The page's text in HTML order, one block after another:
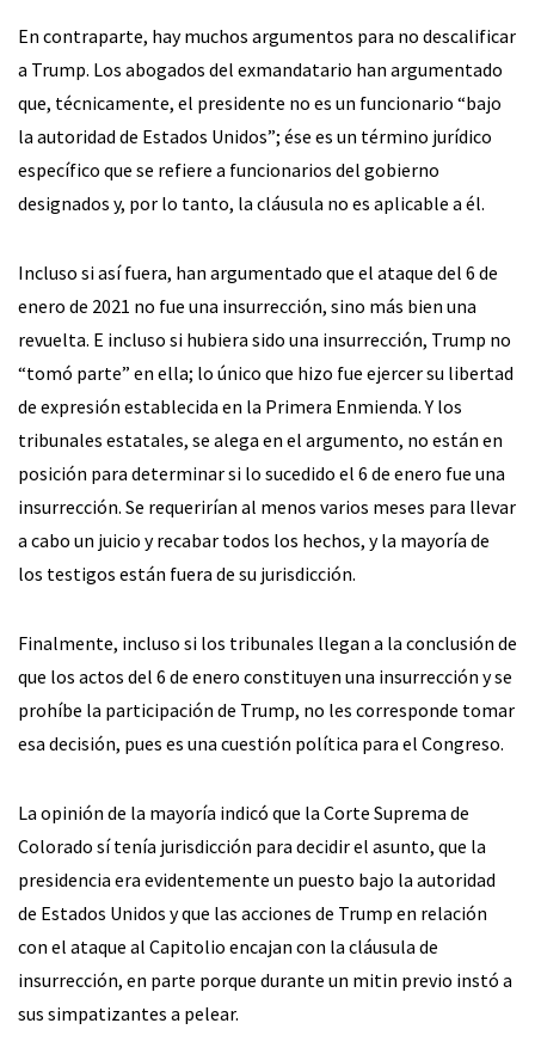
En contraparte, hay muchos argumentos para no descalificar
a Trump. Los abogados del exmandatario han argumentado
que, técnicamente, el presidente no es un funcionario “bajo
la autoridad de Estados Unidos”; ése es un término jurídico
específico que se refiere a funcionarios del gobierno
designados y, por lo tanto, la cláusula no es aplicable a él.
Incluso si así fuera, han argumentado que el ataque del 6 de
enero de 2021 no fue una insurrección, sino más bien una
revuelta. E incluso si hubiera sido una insurrección, Trump no
“tomó parte” en ella; lo único que hizo fue ejercer su libertad
de expresión establecida en la Primera Enmienda. Y los
tribunales estatales, se alega en el argumento, no están en
posición para determinar si lo sucedido el 6 de enero fue una
insurrección. Se requerirían al menos varios meses para llevar
a cabo un juicio y recabar todos los hechos, y la mayoría de
los testigos están fuera de su jurisdicción.
Finalmente, incluso si los tribunales llegan a la conclusión de
que los actos del 6 de enero constituyen una insurrección y se
prohíbe la participación de Trump, no les corresponde tomar
esa decisión, pues es una cuestión política para el Congreso.
La opinión de la mayoría indicó que la Corte Suprema de
Colorado sí tenía jurisdicción para decidir el asunto, que la
presidencia era evidentemente un puesto bajo la autoridad
de Estados Unidos y que las acciones de Trump en relación
con el ataque al Capitolio encajan con la cláusula de
insurrección, en parte porque durante un mitin previo instó a
sus simpatizantes a pelear.